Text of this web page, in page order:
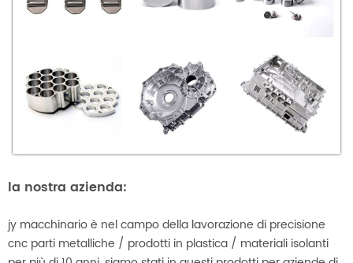
la nostra azienda:
jy macchinario è nel campo della lavorazione di precisione
cnc parti metalliche / prodotti in plastica / materiali isolanti